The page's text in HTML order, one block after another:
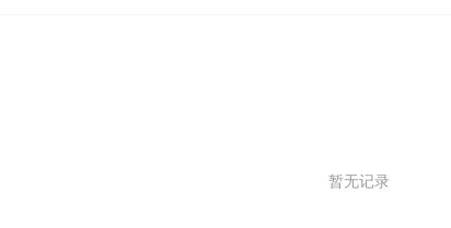
暂无记录